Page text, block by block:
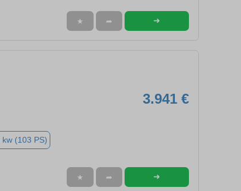
★ ➦ ➜
3.941 €
kw (103 PS)
★ ➦ ➜